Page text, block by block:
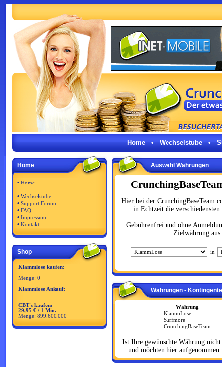
Home•Wechselstube•
Home
• Home
• Wechselstube
• Support Forum
• FAQ
• Impressum
• Kontakt
Shop
Klammlose kaufen:
Menge: 0
Klammlose Ankauf:
CBT's kaufen:
29,95 € / 1 Mio.
Menge: 899.600.000
Auswahl Währungen
Hier bei der
in Echtzeit die
Gebührenfrei und ohne
Zielwährung
in
Währungen - Kontingente
Währung
KlammLose
Surfmore
CrunchingBaseTeam
Ist Ihre gewünschte Währung
und möchten hier